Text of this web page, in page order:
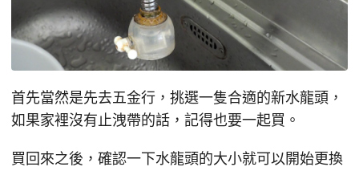
首先當然是先去五金行，挑選一隻合適的新水龍頭，
如果家裡沒有止洩帶的話，記得也要一起買。
買回來之後，確認一下水龍頭的大小就可以開始更換